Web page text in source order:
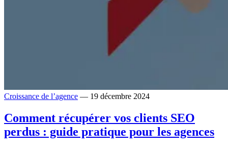
Croissance de l’agence — 19 décembre 2024
Comment récupérer vos clients SEO
perdus : guide pratique pour les agences